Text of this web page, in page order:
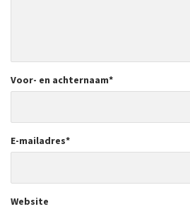
Voor- en achternaam*
E-mailadres*
Website